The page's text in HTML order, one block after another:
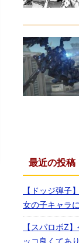
最近の投稿
【ドッジ弾子
女の子キャラ
【スパロボZ
ッコ良くてあ